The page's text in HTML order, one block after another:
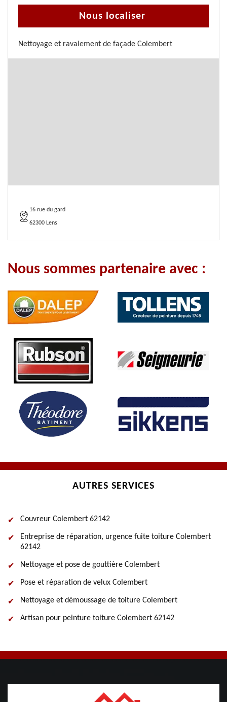
Nous localiser
Nettoyage et ravalement de façade Colembert
16 rue du gard
62300 Lens
Nous sommes partenaire avec :
AUTRES SERVICES
Couvreur Colembert 62142
Entreprise de réparation, urgence fuite toiture Colembert
62142
Nettoyage et pose de gouttière Colembert
Pose et réparation de velux Colembert
Nettoyage et démoussage de toiture Colembert
Artisan pour peinture toiture Colembert 62142